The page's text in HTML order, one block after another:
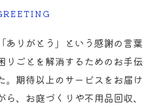
ありがとう」という感謝の言葉
りごとを解消するためのお手伝
。期待以上のサービスをお届け
、お庭づくりや不用品回収、